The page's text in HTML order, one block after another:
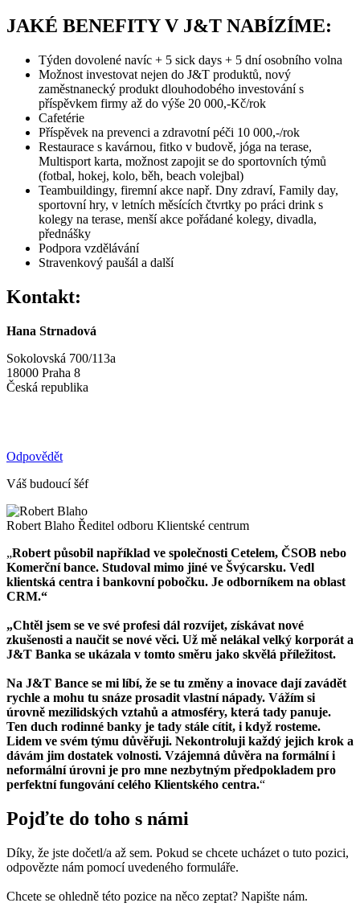
JAKÉ BENEFITY V J&T NABÍZÍME:
Týden dovolené navíc + 5 sick days + 5 dní osobního volna
Možnost investovat nejen do J&T produktů, nový
zaměstnanecký produkt dlouhodobého investování s
příspěvkem firmy až do výše 20 000,-Kč/rok
Cafetérie
Příspěvek na prevenci a zdravotní péči 10 000,-/rok
Restaurace s kavárnou, fitko v budově, jóga na terase,
Multisport karta, možnost zapojit se do sportovních týmů
(fotbal, hokej, kolo, běh, beach volejbal)
Teambuildingy, firemní akce např. Dny zdraví, Family day,
sportovní hry, v letních měsících čtvrtky po práci drink s
kolegy na terase, menší akce pořádané kolegy, divadla,
přednášky
Podpora vzdělávání
Stravenkový paušál a další
Kontakt:
Hana Strnadová
Sokolovská 700/113a
18000 Praha 8
Česká republika
Odpovědět
Váš budoucí šéf
Robert Blaho Ředitel odboru Klientské centrum
„Robert působil například ve společnosti Cetelem, ČSOB nebo
Komerční bance. Studoval mimo jiné ve Švýcarsku. Vedl
klientská centra i bankovní pobočku. Je odborníkem na oblast
CRM.“
„Chtěl jsem se ve své profesi dál rozvíjet, získávat nové
zkušenosti a naučit se nové věci. Už mě nelákal velký korporát a
J&T Banka se ukázala v tomto směru jako skvělá příležitost.
Na J&T Bance se mi líbí, že se tu změny a inovace dají zavádět
rychle a mohu tu snáze prosadit vlastní nápady. Vážím si
úrovně mezilidských vztahů a atmosféry, která tady panuje.
Ten duch rodinné banky je tady stále cítit, i když rosteme.
Lidem ve svém týmu důvěřuji. Nekontroluji každý jejich krok a
dávám jim dostatek volnosti. Vzájemná důvěra na formální i
neformální úrovni je pro mne nezbytným předpokladem pro
perfektní fungování celého Klientského centra.“
Pojďte do toho s námi
Díky, že jste dočetl/a až sem. Pokud se chcete ucházet o tuto pozici,
odpovězte nám pomocí uvedeného formuláře.
Chcete se ohledně této pozice na něco zeptat? Napište nám.